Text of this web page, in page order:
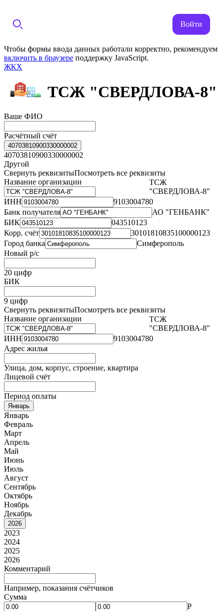
Войти
Чтобы формы ввода данных работали корректно, рекомендуем
включить в браузере поддержку JavaScript.
ЖКХ
ТСЖ "СВЕРДЛОВА-8"
Ваше ФИО
Расчётный счёт
40703810900330000002
40703810900330000002
Другой
Свернуть реквизитыПосмотреть все реквизиты
Название организации
ТСЖ
"СВЕРДЛОВА-8"
ИНН
9103004780
Банк получателя
АО "ГЕНБАНК"
БИК
043510123
Корр. счёт
30101810835100000123
Город банка
Симферополь
Новый р/с
20 цифр
БИК
9 цифр
Свернуть реквизитыПосмотреть все реквизиты
Название организации
ТСЖ
"СВЕРДЛОВА-8"
ИНН
9103004780
Адрес жилья
Улица, дом, корпус, строение, квартира
Лицевой счёт
Период оплаты
Январь
Январь
Февраль
Март
Апрель
Май
Июнь
Июль
Август
Сентябрь
Октябрь
Ноябрь
Декабрь
2026
2023
2024
2025
2026
Комментарий
Например, показания счётчиков
Сумма
Р